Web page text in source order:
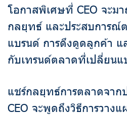
โอกาสพิเศษที่ CEO จะม
กลยุทธ์ และประสบการณ์ต
แบรนด์ การดึงดูดลูกค้า แ
กับเทรนด์ตลาดที่เปลี่ยนแ
แชร์กลยุทธ์การตลาดจาก
CEO จะพูดถึงวิธีการวาง